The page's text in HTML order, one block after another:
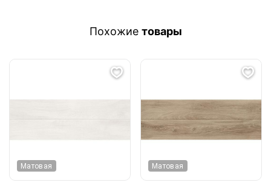
Похожие товары
Матовая Матовая